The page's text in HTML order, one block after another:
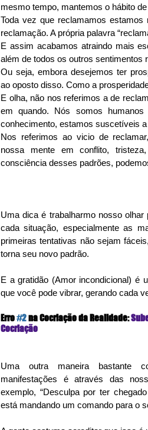
mesmo tempo, mantemos o hábito
Toda vez que reclamamos estamos
reclamação. A própria palavra
E assim acabamos atraindo mais
além de todos os outros sentimentos
Ou seja, embora desejemos ter
ao oposto disso. Como a
E olha, não nos referimos a de
em quando. Nós somos
conhecimento, estamos suscetíveis
Nos referimos ao vicio de
nossa mente em conflito,
consciência desses padrões,
Uma dica é trabalharmo nosso
cada situação, especialmente as
primeiras tentativas não sejam
torna seu novo padrão.
E a gratidão (Amor incondicional) é
que você pode vibrar, gerando cada
Erro #2 na Cocriação da Realidade:
Cocriação
Uma outra maneira bastante
manifestações é através das
exemplo, “Desculpa por ter
está mandando um comando para o